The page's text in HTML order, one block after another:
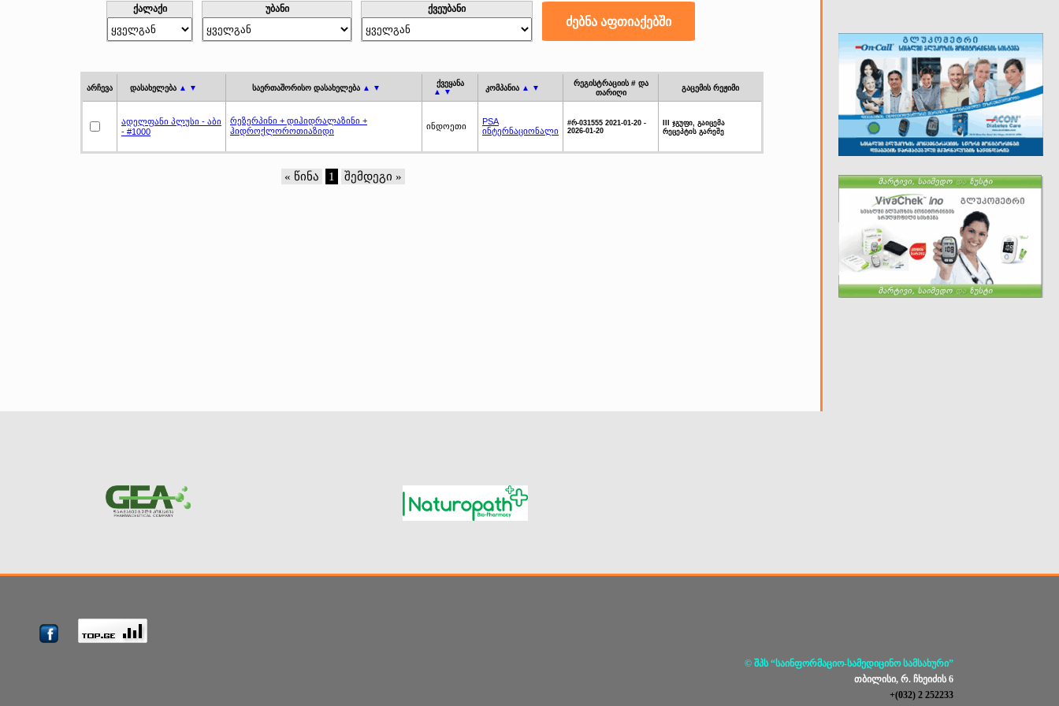
ქალაქი უბანი ქვეუბანი
არჩევა დასახელება ▲ ▼ საერთაშორისო დასახელება ▲ ▼
ქვეყანა
▲ ▼
კომპანია ▲ ▼
რეგისტრაციის # და
თარიღი
გაცემის რეჟიმი
ადელფანი პლუსი - აბი
- #1000
რეზერპინი + დიჰიდრალაზინი +
ჰიდროქლოროთიაზიდი
ინდოეთი
PSA
ინტერნაციონალი
#რ-031555 2021-01-20 -
2026-01-20
III ჯგუფი, გაიცემა
რეცეპტის გარეშე
« წინა 1 შემდეგი »
© შპს “საინფორმაციო-სამედიცინო სამსახური”
თბილისი, რ. ჩხეიძის 6
+(032) 2 252233